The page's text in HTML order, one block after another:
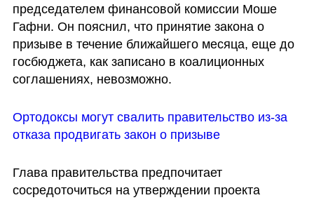
председателем финансовой комиссии Моше
Гафни. Он пояснил, что принятие закона о
призыве в течение ближайшего месяца, еще до
госбюджета, как записано в коалиционных
соглашениях, невозможно.
Ортодоксы могут свалить правительство из-за
отказа продвигать закон о призыве
Глава правительства предпочитает
сосредоточиться на утверждении проекта